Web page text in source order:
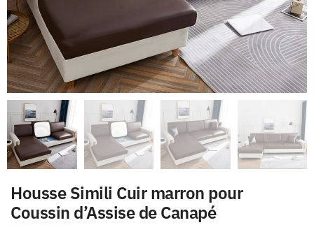
Housse Simili Cuir marron pour
Coussin d’Assise de Canapé